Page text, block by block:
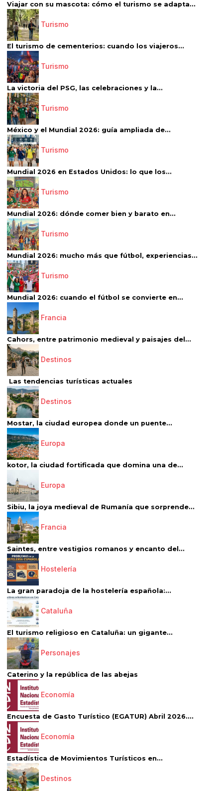
Viajar con su mascota: cómo el turismo se adapta...
Turismo
El turismo de cementerios: cuando los viajeros...
Turismo
La victoria del PSG, las celebraciones y la...
Turismo
México y el Mundial 2026: guía ampliada de...
Turismo
Mundial 2026 en Estados Unidos: lo que los...
Turismo
Mundial 2026: dónde comer bien y barato en...
Turismo
Mundial 2026: mucho más que fútbol, experiencias...
Turismo
Mundial 2026: cuando el fútbol se convierte en...
Francia
Cahors, entre patrimonio medieval y paisajes del...
Destinos
Las tendencias turísticas actuales
Destinos
Mostar, la ciudad europea donde un puente...
Europa
kotor, la ciudad fortificada que domina una de...
Europa
Sibiu, la joya medieval de Rumanía que sorprende...
Francia
Saintes, entre vestigios romanos y encanto del...
Hostelería
La gran paradoja de la hostelería española:...
Cataluña
El turismo religioso en Cataluña: un gigante...
Personajes
Caterino y la república de las abejas
Economía
Encuesta de Gasto Turístico (EGATUR) Abril 2026....
Economía
Estadística de Movimientos Turísticos en...
Destinos